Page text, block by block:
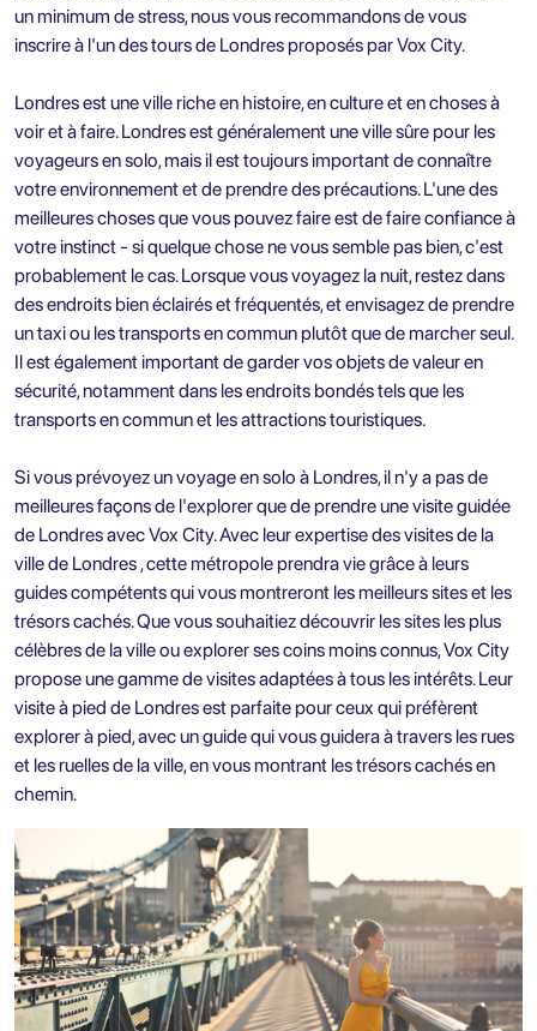
un minimum de stress, nous vous recommandons de vous
inscrire à l'un destours de Londres proposés par Vox City.
Londres est une ville riche en histoire, en culture et en choses à
voir et à faire. Londres est généralement une ville sûre pour les
voyageurs en solo, mais il est toujours important de connaître
votre environnement et de prendre des précautions. L'une des
meilleures choses que vous pouvez faire est de faire confiance à
votre instinct - si quelque chose ne vous semble pas bien, c'est
probablement le cas. Lorsque vous voyagez la nuit, restez dans
des endroits bien éclairés et fréquentés, et envisagez de prendre
un taxi ou les transports en commun plutôt que de marcher seul.
Il est également important de garder vos objets de valeur en
sécurité, notamment dans les endroits bondés tels que les
transports en commun et les attractions touristiques.
Si vous prévoyez un voyage en solo à Londres, il n'y a pas de
meilleures façons de l'explorer que de prendre unevisite guidée
de Londresavec Vox City. Avec leur expertise des visites de la
ville de Londres , cette métropole prendra vie grâce à leurs
guides compétents qui vous montreront les meilleurs sites et les
trésors cachés. Que vous souhaitiez découvrir les sites les plus
célèbres de la ville ou explorer ses coins moins connus, Vox City
propose une gamme de visites adaptées à tous les intérêts. Leur
visite à pied de Londresest parfaite pour ceux qui préfèrent
explorer à pied, avec un guide qui vous guidera à travers les rues
et les ruelles de la ville, en vous montrant les trésors cachés en
chemin.